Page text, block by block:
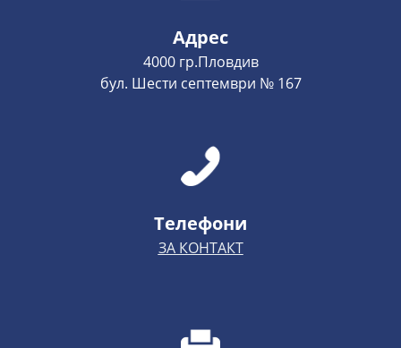
Адрес
4000 гр.Пловдив
бул. Шести септември № 167
Телефони
ЗА КОНТАКТ